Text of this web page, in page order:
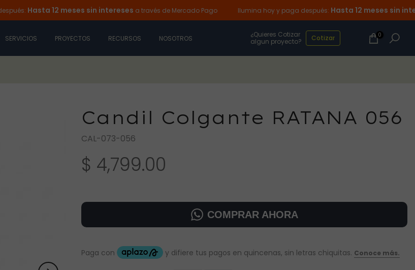
Hasta 12 meses sin interesesa través de Mercado Pago Ilumina hoy y paga después:Hasta 12 meses sin
SERVICIOS PROYECTOS RECURSOS NOSOTROS
¿Quieres Cotizar
algun proyecto?
Cotizar 0
Candil Colgante RATANA 056
CAL-073-056
$ 4,799.00
COMPRAR AHORA